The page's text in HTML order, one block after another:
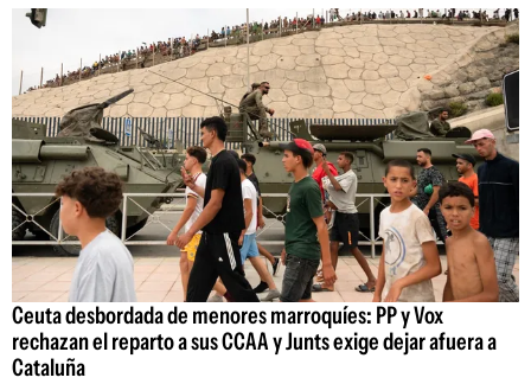
Ceuta desbordada de menores marroquíes: PP y Vox
rechazan el reparto a sus CCAA y Junts exige dejar afuera a
Cataluña